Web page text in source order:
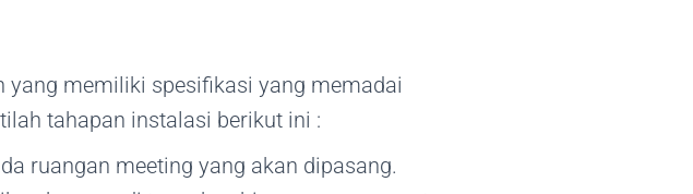
yang memiliki spesifikasi yang memadai
tahapan instalasi berikut ini :
ruangan meeting yang akan dipasang.